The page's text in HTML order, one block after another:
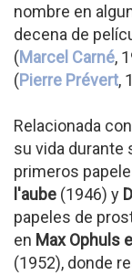
nombre en
decena de
(Marcel Carné,
(Pierre Prévert,
Relacionada con
su vida durante
primeros
l'aube (1946) y
papeles de
en Max Ophuls
(1952), donde